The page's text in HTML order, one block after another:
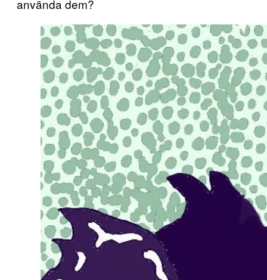
använda dem?